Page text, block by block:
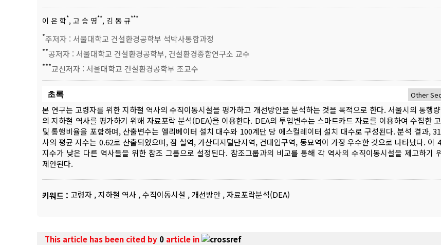
이 은 학*, 고 승 영**, 김 동 규***
*주저자 : 서울대학교 건설환경공학부 석박사통합과정
**공저자 : 서울대학교 건설환경공학부, 건설환경종합연구소 교수
***교신저자 : 서울대학교 건설환경공학부 조교수
초록
본 연구는 고령자를 위한 지하철 역사의 수직이동시설을 평가하고 개선방안을 분석하는 것을 목적으로 한다. 서울시의 통행
의 지하철 역사를 평가하기 위해 자료포락 분석(DEA)을 이용한다. DEA의 투입변수는 스마트카드 자료를 이용하여 수집한
및 통행비율을 포함하며, 산출변수는 엘리베이터 설치 대수와 100계단 당 에스컬레이터 설치 대수로 구성된다. 분석 결과,
사의 평균 지수는 0.62로 산출되었으며, 잠 실역, 가산디지털단지역, 건대입구역, 동묘역이 가장 우수한 것으로 나타났다. 이
지수가 낮은 다른 역사들을 위한 참조 그룹으로 설정된다. 참조그룹과의 비교를 통해 각 역사의 수직이동시설을 제고하기
제안된다.
키워드 : 고령자 ,지하철 역사 ,수직이동시설 ,개선방안 ,자료포락분석(DEA)
This article has been cited by 0 article in